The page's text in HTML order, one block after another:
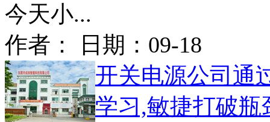
今天小...
作者： 日期： 09-18
开关电源公司通
学习,敏捷打破瓶